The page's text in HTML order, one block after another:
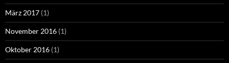
März 2017 (1)
November 2016 (1)
Oktober 2016 (1)